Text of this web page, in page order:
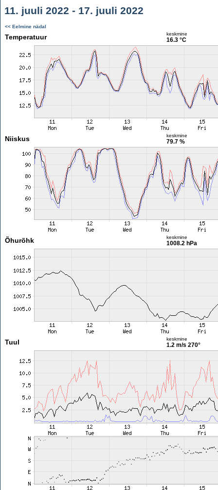
11. juuli 2022 - 17. juuli 2022
<< Eelmine nädal
Temperatuur keskmine
16.3 °C
Niiskus keskmine
79.7 %
Õhurõhk keskmine
1008.2 hPa
Tuul keskmine
1.2 m/s 270°